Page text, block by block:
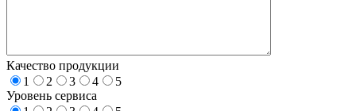
Качество продукции
1
2 3 4
5
Уровень сервиса